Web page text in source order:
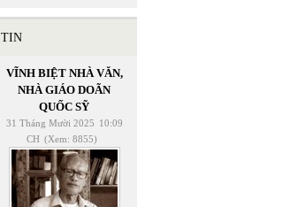
TIN
VĨNH BIỆT NHÀ VĂN,
NHÀ GIÁO DOÃN
QUỐC SỸ
31 Tháng Mười 2025 10:09
CH (Xem: 8855)